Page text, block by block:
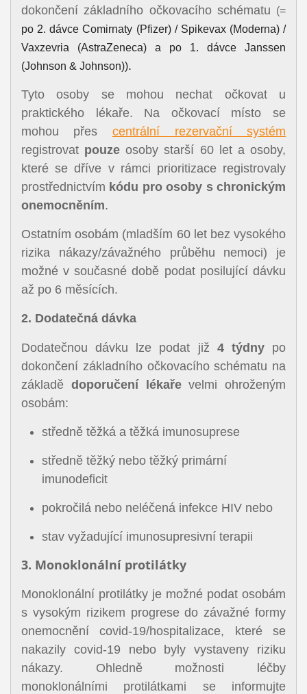
dokončení základního očkovacího schématu (=
po 2. dávce Comirnaty (Pfizer) / Spikevax (Moderna) /
Vaxzevria (AstraZeneca) a po 1. dávce Janssen
(Johnson & Johnson)).
Tyto osoby se mohou nechat očkovat u
praktického lékaře. Na očkovací místo se
mohou přes centrální rezervační systém
registrovat pouzeosoby starší 60 let a osoby,
které se dříve v rámci prioritizace registrovaly
prostřednictvím kódu pro osoby s chronickým
onemocněním.
Ostatním osobám (mladším 60 let bez vysokého
rizika nákazy/závažného průběhu nemoci) je
možné v současné době podat posilující dávku
až po 6 měsících.
2. Dodatečná dávka
Dodatečnou dávku lze podat již 4 týdnypo
dokončení základního očkovacího schématu na
základě doporučení lékařevelmi ohroženým
osobám:
středně těžká a těžká imunosuprese
středně těžký nebo těžký primární
imunodeficit
pokročilá nebo neléčená infekce HIV nebo
stav vyžadující imunosupresivní terapii
3. Monoklonální protilátky
Monoklonální protilátky je možné podat osobám
s vysokým rizikem progrese do závažné formy
onemocnění covid-19/hospitalizace, které se
nakazily covid-19 nebo byly vystaveny riziku
nákazy. Ohledně možnosti léčby
monoklonálními protilátkami se informujte